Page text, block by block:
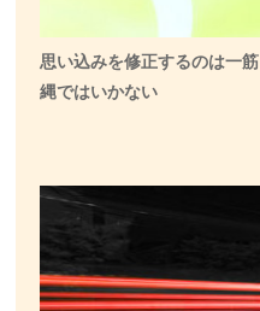
思い込みを修正するのは一筋
縄ではいかない